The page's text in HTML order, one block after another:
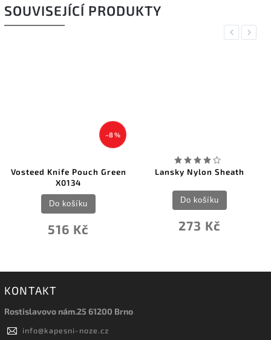
SOUVISEJÍCÍ PRODUKTY
Previous
–8 %
Vosteed Knife Pouch Green
X0134
516 Kč
Do košíku
Lansky Nylon Sheath
273 Kč
Do košíku
Next
KONTAKT
Rostislavovo nám.25 61200 Brno
info@kapesni-noze.cz